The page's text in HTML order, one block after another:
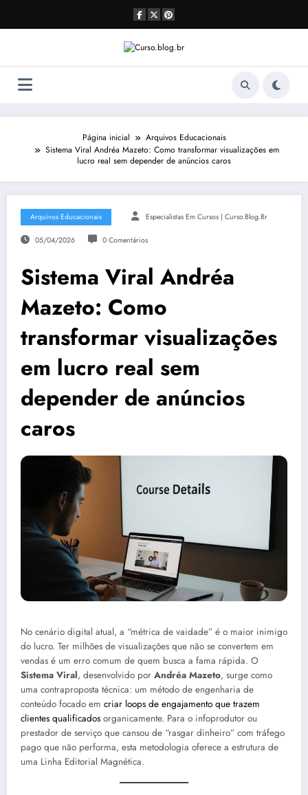
o
Página inicial
Arquivos Educacionais
Sistema Viral Andréa Mazeto: Como transformar visualizações em
lucro real sem depender de anúncios caros
Arquivos Educacionais Especialistas Em Cursos | Curso.blog.br
05/04/2026 0 Comentários
Sistema Viral Andréa
Mazeto: Como
transformar visualizações
em lucro real sem
depender de anúncios
caros
No cenário digital atual, a “métrica de vaidade” é o maior inimigo
do lucro. Ter milhões de visualizações que não se convertem em
vendas é um erro comum de quem busca a fama rápida. O
Sistema Viral, desenvolvido por Andréa Mazeto, surge como
uma contraproposta técnica: um método de engenharia de
conteúdo focado em criar loops de engajamento que trazem
clientes qualificados organicamente. Para o infoprodutor ou
prestador de serviço que cansou de “rasgar dinheiro” com tráfego
pago que não performa, esta metodologia oferece a estrutura de
uma Linha Editorial Magnética.